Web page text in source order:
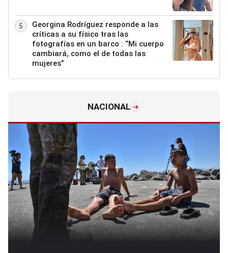
5
Georgina Rodríguez responde a las
críticas a su físico tras las
fotografías en un barco : “Mi cuerpo
cambiará, como el de todas las
mujeres”
NACIONAL